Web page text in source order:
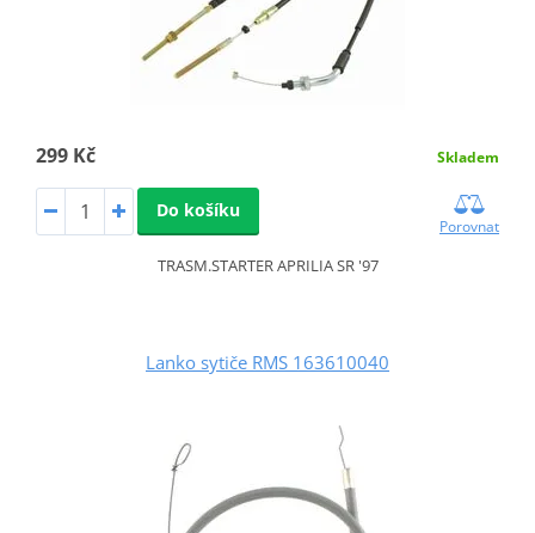
299 Kč Skladem
Do košíku
Porovnat
TRASM.STARTER APRILIA SR '97
Lanko sytiče RMS 163610040